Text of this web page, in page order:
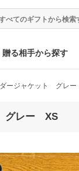
贈る相手か